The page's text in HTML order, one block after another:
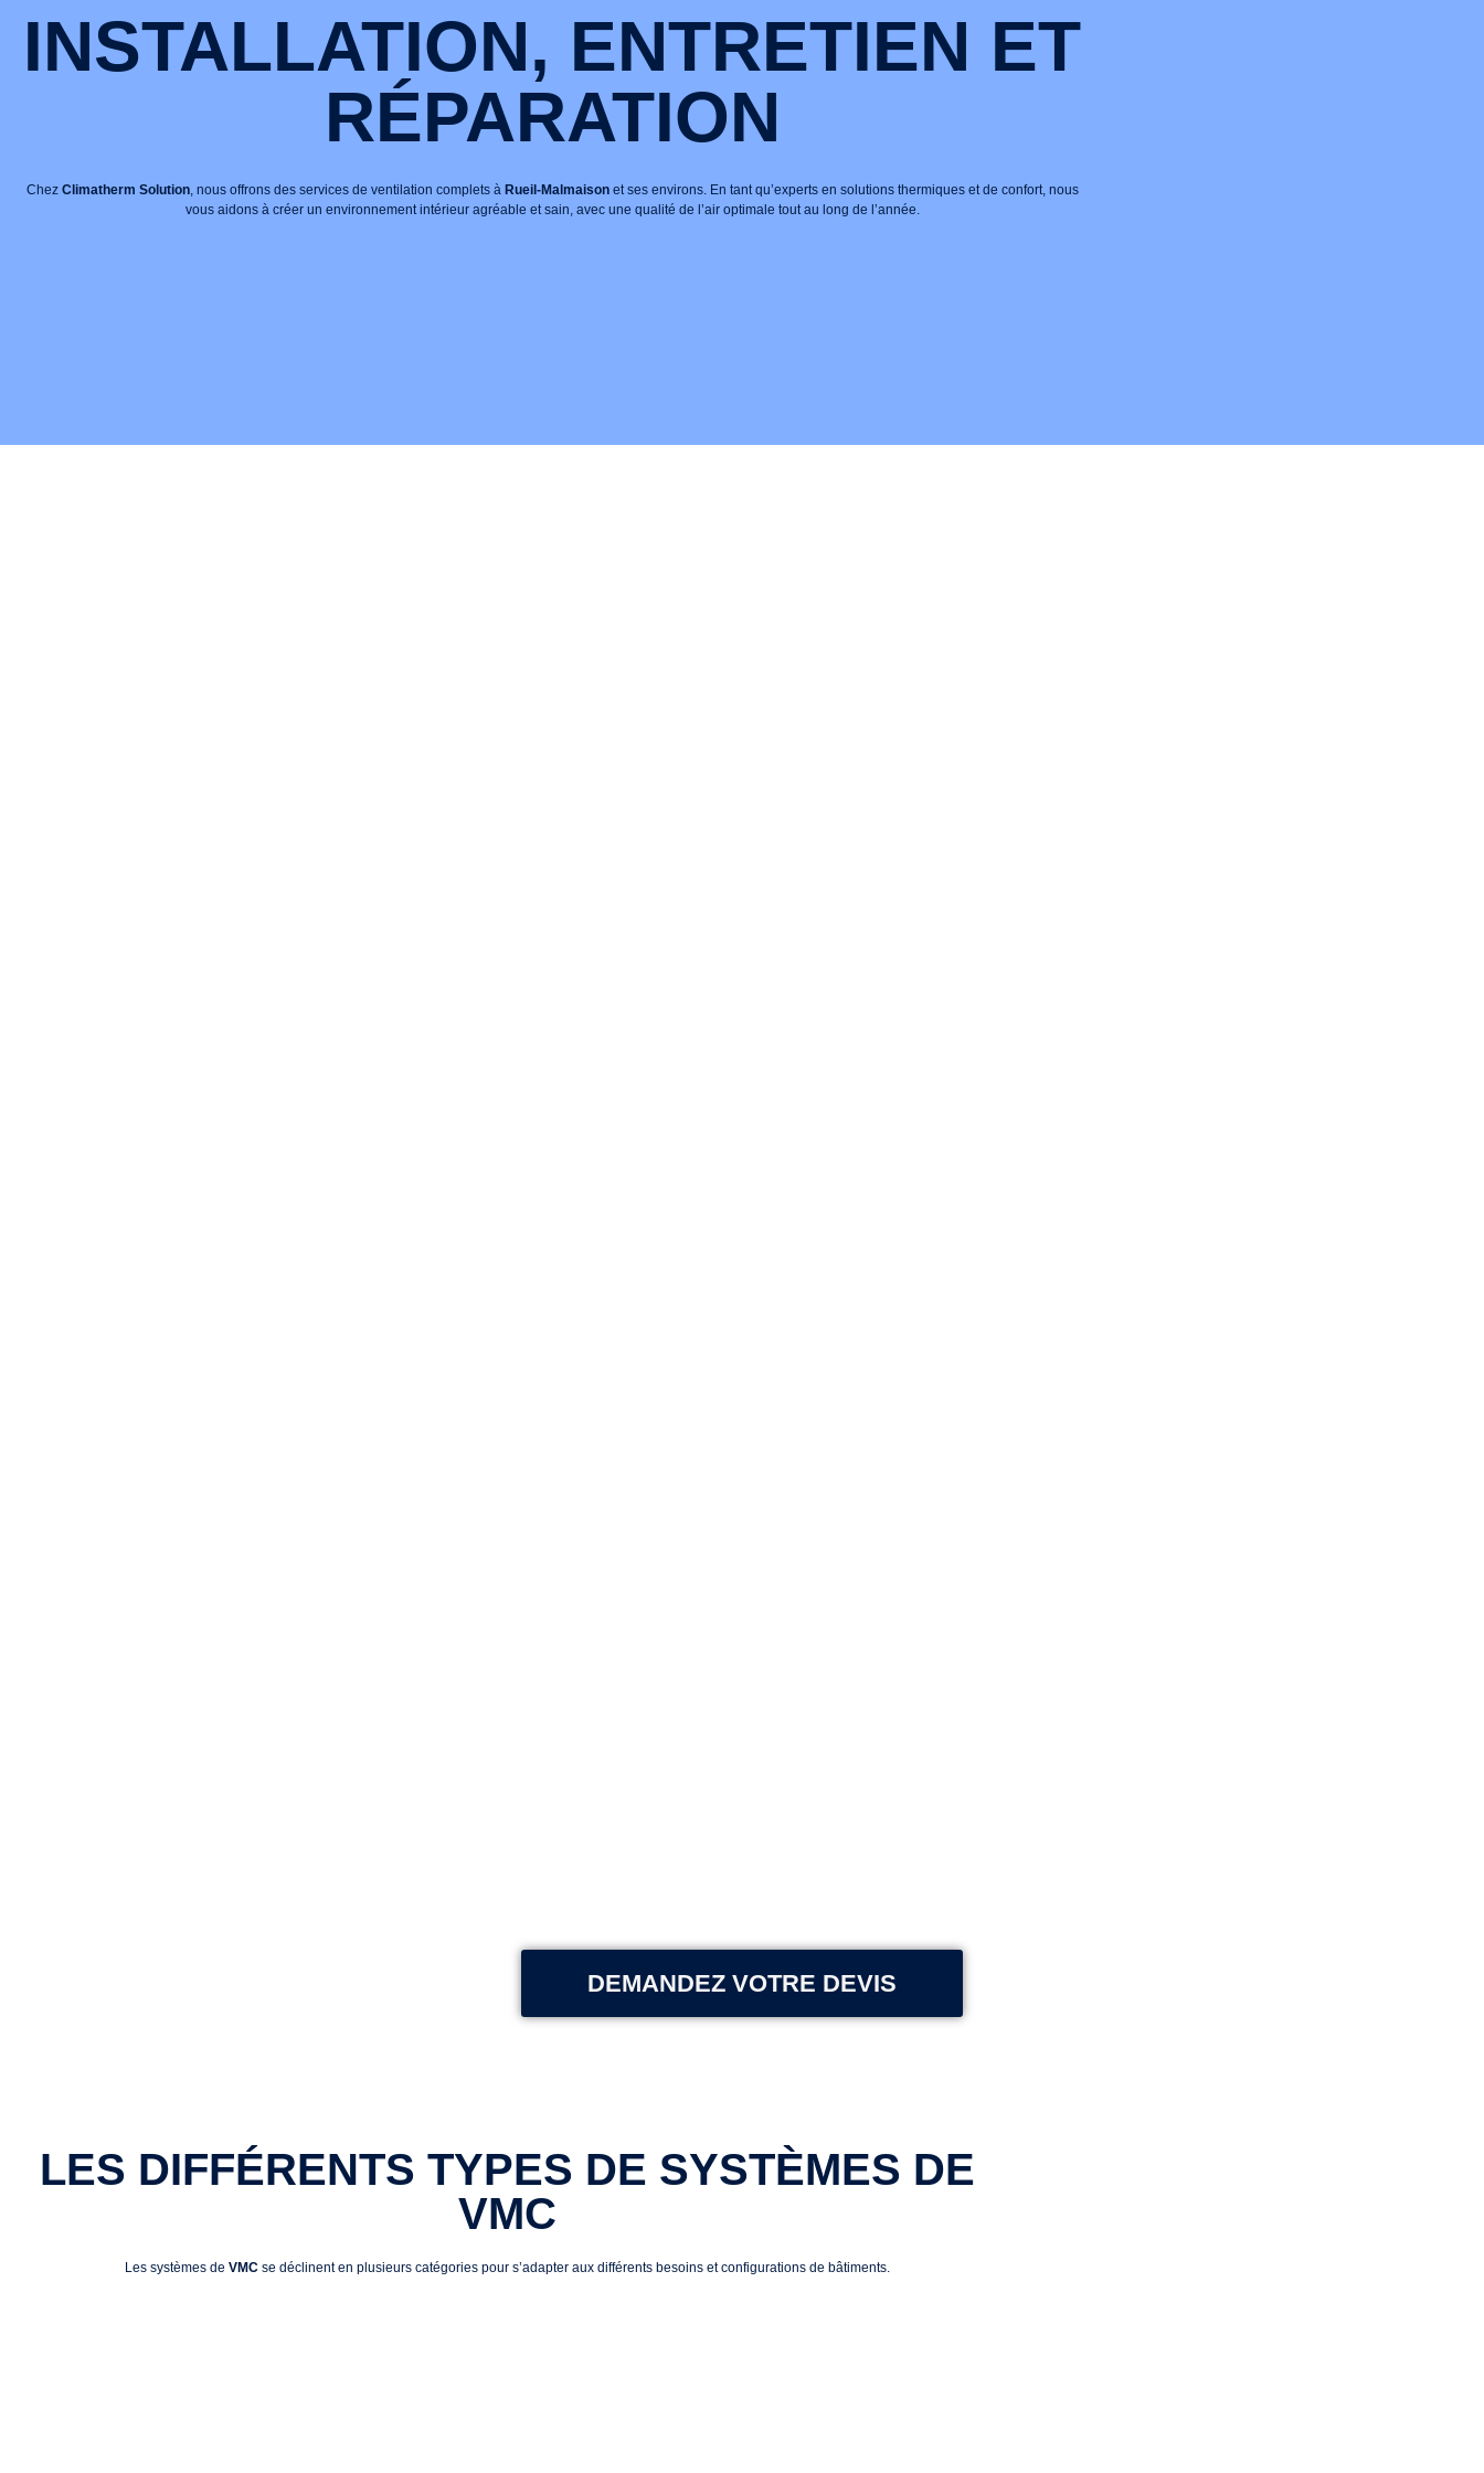
INSTALLATION, ENTRETIEN ET
RÉPARATION
Chez Climatherm Solution, nous offrons des services de ventilation complets à Rueil-Malmaisonet ses environs. En tant qu’experts en solutions thermiques et de confort, nous
vous aidons à créer un environnement intérieur agréable et sain, avec une qualité de l’air optimale tout au long de l’année.
DEMANDEZ VOTRE DEVIS
LES DIFFÉRENTS TYPES DE SYSTÈMES DE
VMC
Les systèmes de VMC se déclinent en plusieurs catégories pour s’adapter aux différents besoins et configurations de bâtiments.